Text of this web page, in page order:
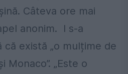
Câteva ore mai
anonim. I s-a
există „o mulțime de
Monaco”. „Este o